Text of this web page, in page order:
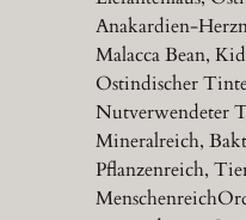
Anakardien-
Malacca Bean,
Ostindischer
Nutverwendeter
Mineralreich,
Pflanzenreich,